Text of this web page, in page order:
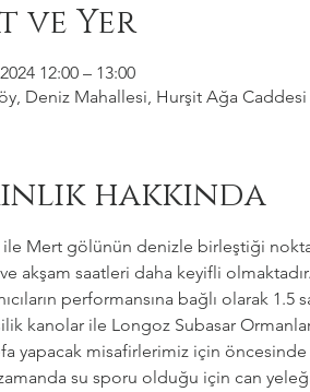
ve Yer
12:00 – 13:00
Deniz Mahallesi, Hurşit Ağa
hakkında
Mert gölünün denizle birleştiği
akşam saatleri daha keyifli
performansına bağlı olarak 1.5
kanolar ile Longoz Subasar
yapacak misafirlerimiz için
su sporu olduğu için can